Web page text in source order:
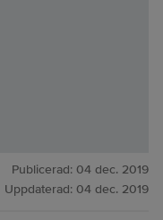
Publicerad: 04 dec. 2019
Uppdaterad: 04 dec. 2019